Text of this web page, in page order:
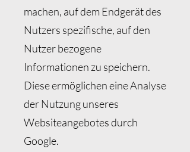
machen, auf dem Endgerät des
Nutzers spezifische, auf den
Nutzer bezogene
Informationen zu speichern.
Diese ermöglichen eine Analyse
der Nutzung unseres
Websiteangebotes durch
Google.